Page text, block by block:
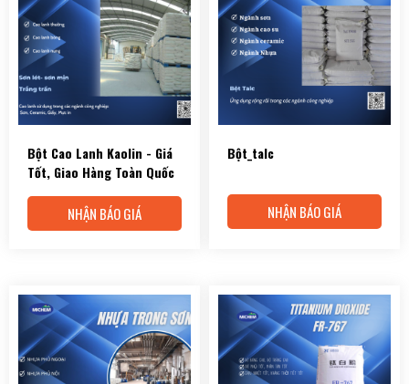
Bột Cao Lanh Kaolin - Giá
Tốt, Giao Hàng Toàn Quốc
NHẬN BÁO GIÁ
Bột_talc
NHẬN BÁO GIÁ